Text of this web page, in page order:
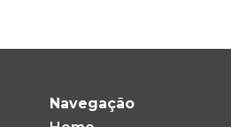
Navegação